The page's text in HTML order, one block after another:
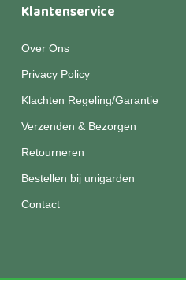
Klantenservice
Over Ons
Privacy Policy
Klachten Regeling/Garantie
Verzenden & Bezorgen
Retourneren
Bestellen bij unigarden
Contact